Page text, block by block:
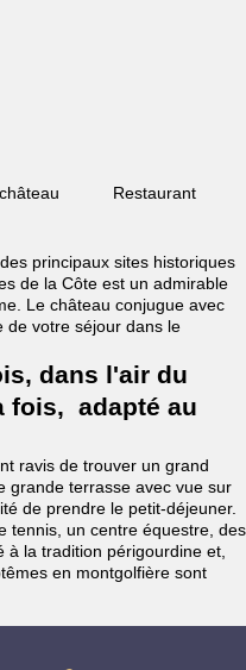
Restaurant
des principaux sites historiques
de la Côte est un admirable
Le château conjugue avec
de votre séjour dans le
dans l'air du
fois, adapté au
ravis de trouver un grand
grande terrasse avec vue sur
de prendre le petit-déjeuner.
tennis, un centre équestre, des
la tradition périgourdine et,
en montgolfière sont